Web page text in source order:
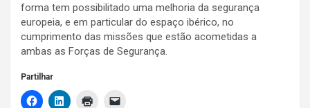
forma tem possibilitado uma melhoria da segurança
europeia, e em particular do espaço ibérico, no
cumprimento das missões que estão acometidas a
ambas as Forças de Segurança.
Partilhar